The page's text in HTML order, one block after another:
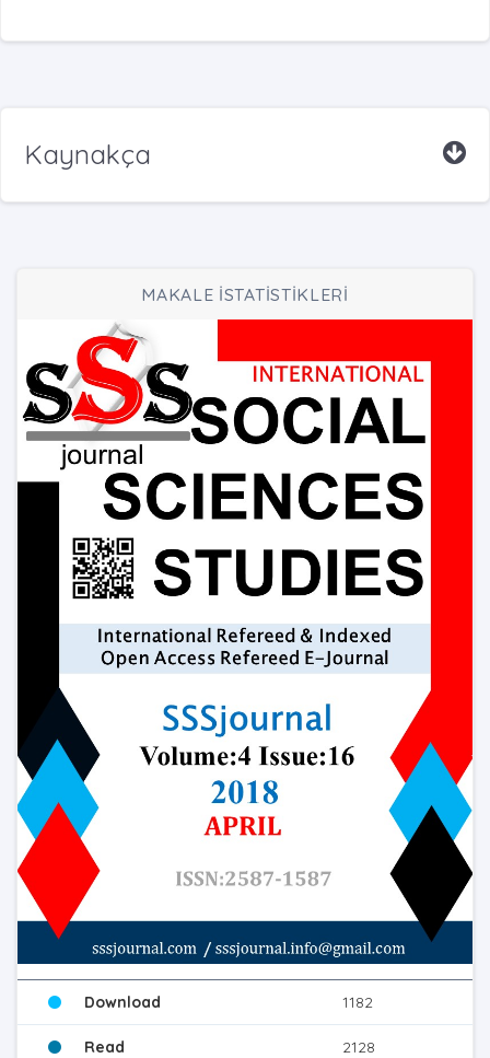
Kaynakça
MAKALE İSTATİSTİKLERİ
Download 1182
Read 2128